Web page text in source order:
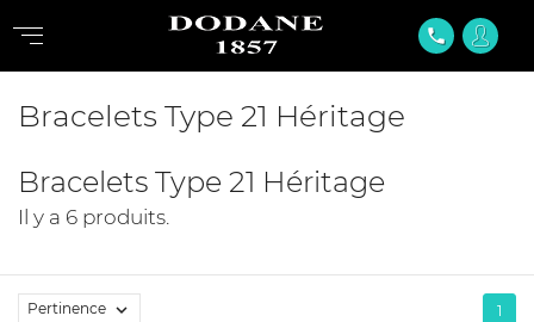
phone
Bracelets Type 21 Héritage
Bracelets Type 21 Héritage
Il y a 6 produits.
Pertinence  1